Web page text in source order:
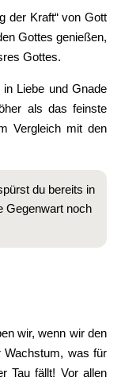
der Kraft“ von Gott
Gottes genießen,
Gottes.
Liebe und Gnade
als das feinste
Vergleich mit den
du bereits in
Gegenwart noch
wir, wenn wir den
Wachstum, was für
Tau fällt! Vor allen